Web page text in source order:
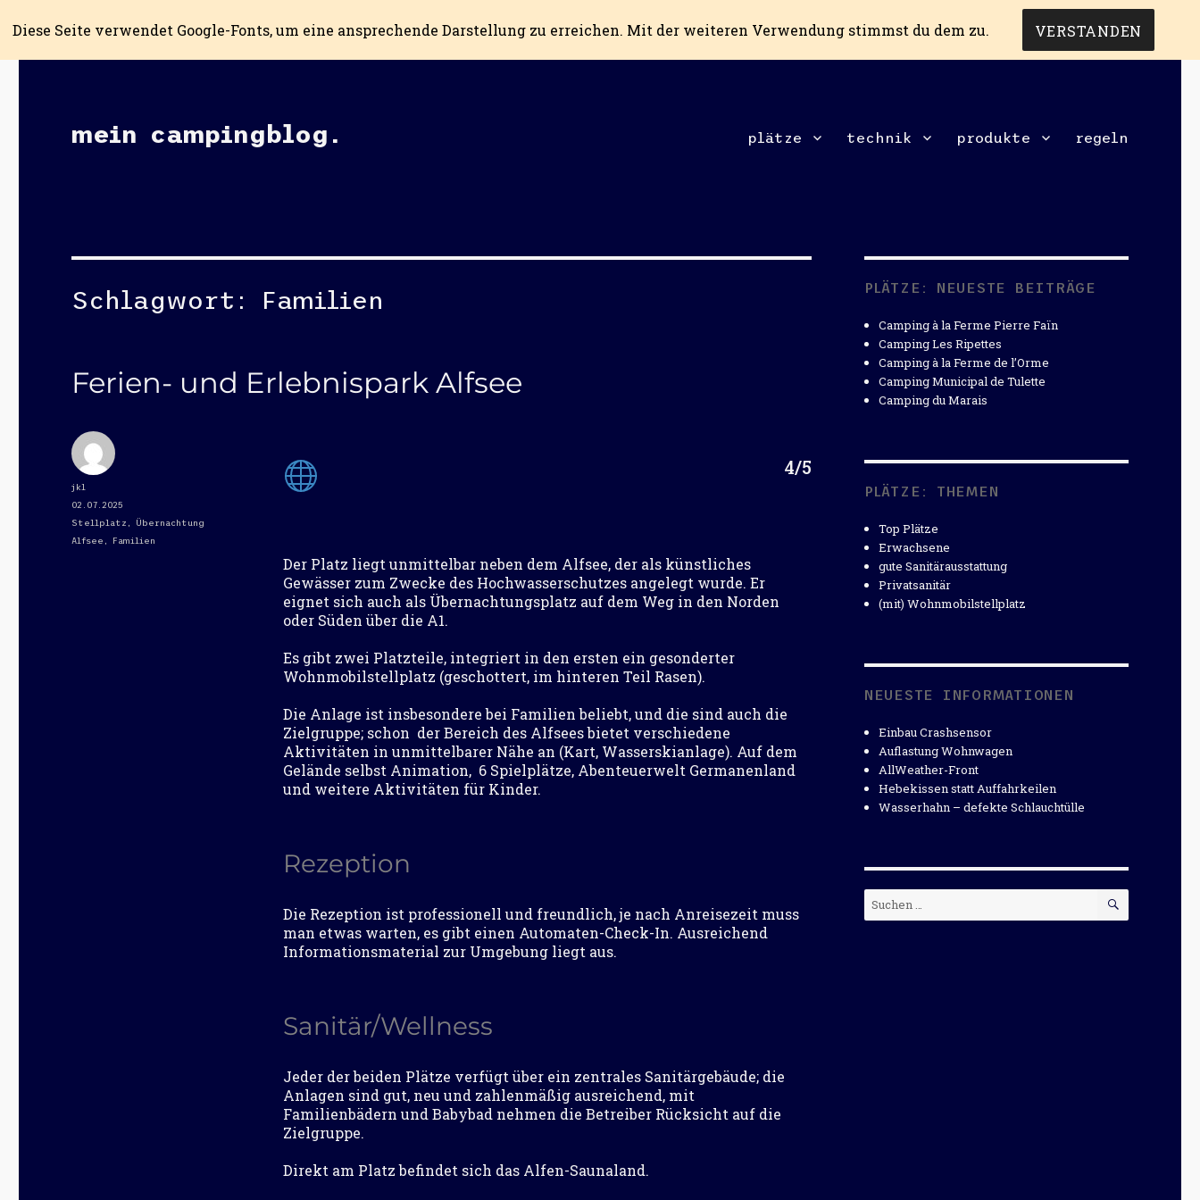
mein campingblog. plätze technik produkte regeln
Schlagwort: Familien
Ferien- und Erlebnispark Alfsee
4/5
Der Platz liegt unmittelbar neben dem Alfsee, der als künstliches
Gewässer zum Zwecke des Hochwasserschutzes angelegt wurde. Er
eignet sich auch als Übernachtungsplatz auf dem Weg in den Norden
oder Süden über die A1.
Es gibt zwei Platzteile, integriert in den ersten ein gesonderter
Wohnmobilstellplatz (geschottert, im hinteren Teil Rasen).
Die Anlage ist insbesondere bei Familien beliebt, und die sind auch die
Zielgruppe; schon der Bereich des Alfsees bietet verschiedene
Aktivitäten in unmittelbarer Nähe an (Kart, Wasserskianlage). Auf dem
Gelände selbst Animation, 6 Spielplätze, Abenteuerwelt Germanenland
und weitere Aktivitäten für Kinder.
Rezeption
Die Rezeption ist professionell und freundlich, je nach Anreisezeit muss
man etwas warten, es gibt einen Automaten-Check-In. Ausreichend
Informationsmaterial zur Umgebung liegt aus.
Sanitär/Wellness
Jeder der beiden Plätze verfügt über ein zentrales Sanitärgebäude; die
Anlagen sind gut, neu und zahlenmäßig ausreichend, mit
Familienbädern und Babybad nehmen die Betreiber Rücksicht auf die
Zielgruppe.
Direkt am Platz befindet sich das Alfen-Saunaland.
Autor
jkl
Veröffentlicht
02.07.2025
Kategorien
Stellplatz
Übernachtung
Schlagwörter
Alfsee , Familien
PLÄTZE: NEUESTE BEITRÄGE
Camping à la Ferme Pierre Faïn
Camping Les Ripettes
Camping à la Ferme de l’Orme
Camping Municipal de Tulette
Camping du Marais
PLÄTZE: THEMEN
Top Plätze
Erwachsene
gute Sanitärausstattung
Privatsanitär
(mit) Wohnmobilstellplatz
NEUESTE INFORMATIONEN
Einbau Crashsensor
Auflastung Wohnwagen
AllWeather-Front
Hebekissen statt Auffahrkeilen
Wasserhahn – defekte Schlauchtülle
Suchen
nach:
SUCHEN
Diese Seite verwendet Google-Fonts, um eine ansprechende Darstellung zu erreichen. Mit der weiteren Verwendung stimmst du dem zu. VERSTANDEN